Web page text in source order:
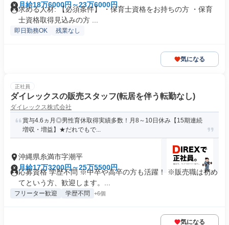
月給18万6000円～23万6000円
求める人材: 【必須条件】 ・保育士資格をお持ちの方 ・保育
士資格取得見込みの方 ...
即日勤務OK 残業なし
気になる
正社員
ダイレックスの販売スタッフ(転居を伴う転勤なし)
ダイレックス株式会社
賞与4.6ヵ月◎男性育休取得実績多数！月8～10日休み【15期連続
増収・増益】★だれでもで...
沖縄県糸満市字潮平
月給17万3200円～25万5500円
応募資格 学歴不問 ※中卒や高卒の方も活躍！ ※販売職は初め
てという方、歓迎します。...
フリーター歓迎 学歴不問 +6個
気になる